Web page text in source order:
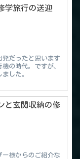
学旅行の送迎
発だったと思います
の時代。ですが、
した。
と玄関収納の修
ー様からのご紹介な